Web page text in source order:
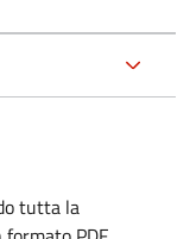
tutta la